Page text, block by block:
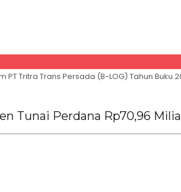
Tritra Trans Persada (B-LOG) Tahun Buku
Tunai Perdana Rp70,96